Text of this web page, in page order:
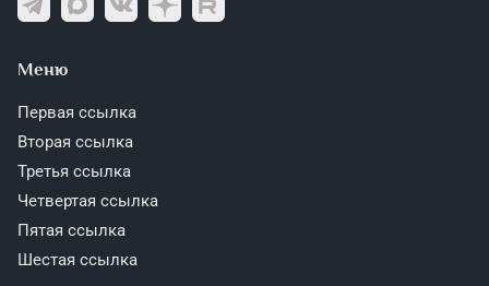
Меню
Первая ссылка
Вторая ссылка
Третья ссылка
Четвертая ссылка
Пятая ссылка
Шестая ссылка